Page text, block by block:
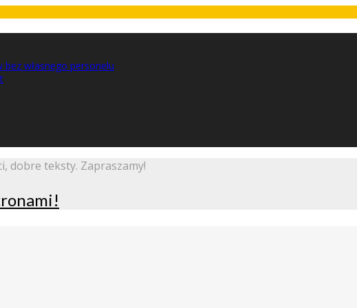
własnego personelu
dobre teksty. Zapraszamy!